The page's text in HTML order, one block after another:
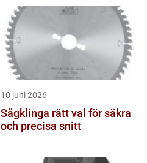
10 juni 2026
Sågklinga rätt val för säkra
och precisa snitt